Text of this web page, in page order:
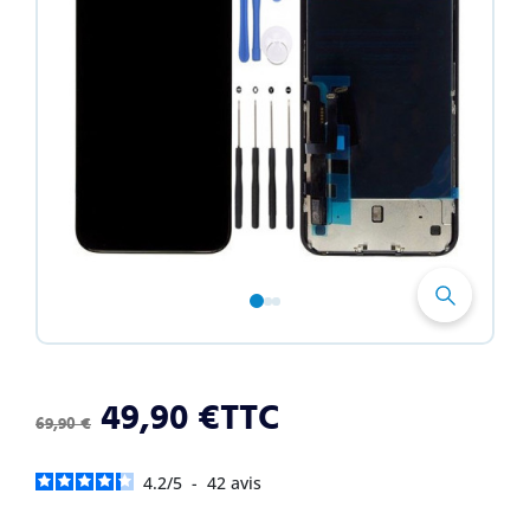
123
69,90 € 49,90 €TTC
4.2/5 - 42 avis